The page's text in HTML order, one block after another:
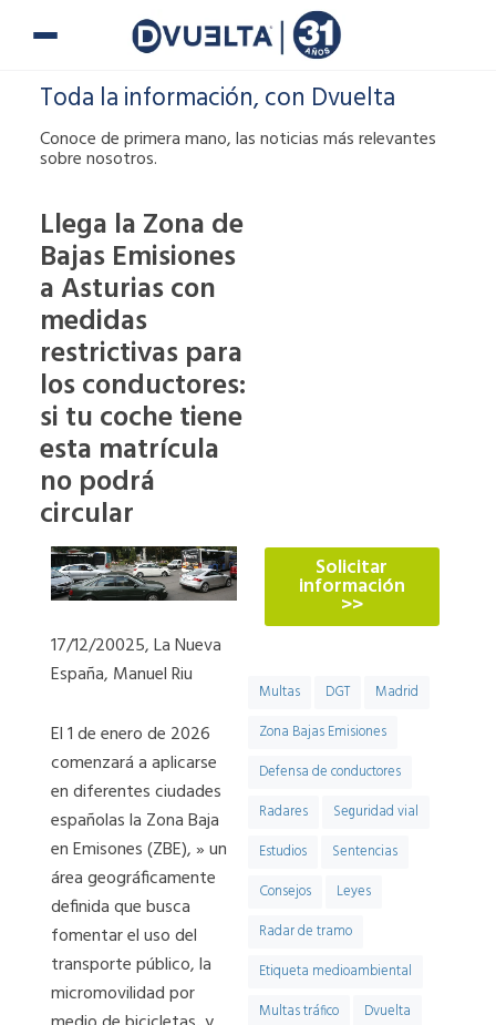
Toda la información, con Dvuelta
Conoce de primera mano, las noticias más relevantes
sobre nosotros.
Llega la Zona de
Bajas Emisiones
a Asturias con
medidas
restrictivas para
los conductores:
si tu coche tiene
esta matrícula
no podrá
circular
17/12/20025, La Nueva
España, Manuel Riu
El 1 de enero de 2026
comenzará a aplicarse
en diferentes ciudades
españolas la Zona Baja
en Emisones (ZBE), » un
área geográficamente
definida que busca
fomentar el uso del
transporte público, la
micromovilidad por
Solicitar
información
>>
Multas DGT
Madrid
Zona Bajas Emisiones
Defensa de conductores
Radares
Seguridad vial
Estudios
Sentencias
Consejos
Leyes
Radar de tramo
Etiqueta medioambiental
Multas tráfico
Dvuelta